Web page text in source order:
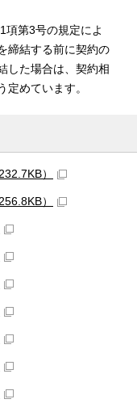
項第3号の規定によ
締結する前に契約の
した場合は、契約相
定めています。
）
）